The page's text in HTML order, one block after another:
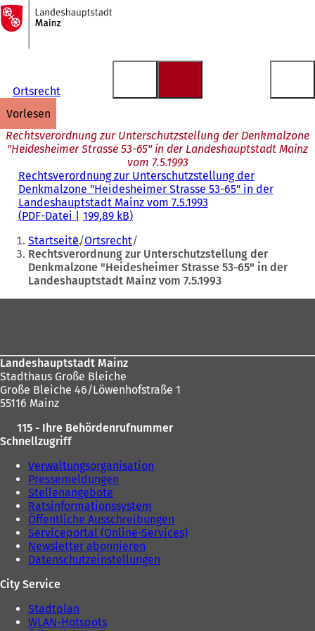
Inhalt anspringen
Zur
Startseite
Ortsrecht
vorlesen
Rechtsverordnung zur Unterschutzstellung der Denkmalzone
"Heidesheimer Strasse 53-65" in der Landeshauptstadt Mainz
vom 7.5.1993
Rechtsverordnung zur Unterschutzstellung der
Denkmalzone "Heidesheimer Strasse 53-65" in der
Landeshauptstadt Mainz vom 7.5.1993
PDF-Datei 199,89 kB
Sie
befinden
sich
Startseite Ortsrecht
Rechtsverordnung zur Unterschutzstellung der
Denkmalzone "Heidesheimer Strasse 53-65" in der
Landeshauptstadt Mainz vom 7.5.1993
Landeshauptstadt Mainz
Stadthaus Große Bleiche
Große Bleiche 46/Löwenhofstraße 1
55116 Mainz
115 - Ihre Behördenrufnummer
Schnellzugriff
Verwaltungsorganisation
Pressemeldungen
Stellenangebote
Ratsinformationssystem
Öffentliche Ausschreibungen
Serviceportal (Online-Services)
Newsletter abonnieren
Datenschutzeinstellungen
City Service
Stadtplan
WLAN-Hotspots